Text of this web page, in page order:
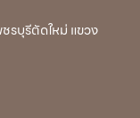
รบุรีตัดใหม่ แขวง